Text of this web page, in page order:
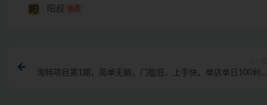
阳叔 会员
淘特项目第1期，简单无脑，门槛低，上手快，单店单日100利润